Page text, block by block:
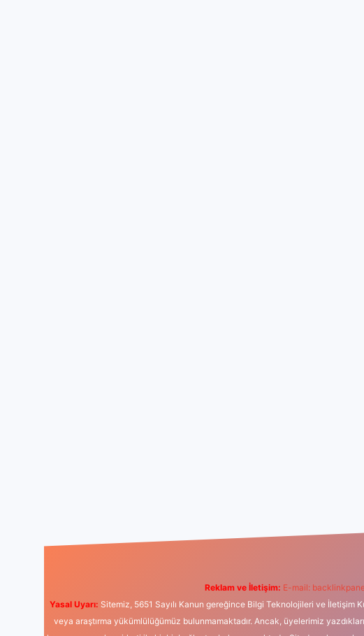
Reklam ve İletişim: E-mail:
Yasal Uyarı: Sitemiz, 5651 Sayılı Kanun gereğince Bilgi Teknolojileri ve İletişim
veya araştırma yükümlülüğümüz bulunmamaktadır. Ancak, üyelerimiz